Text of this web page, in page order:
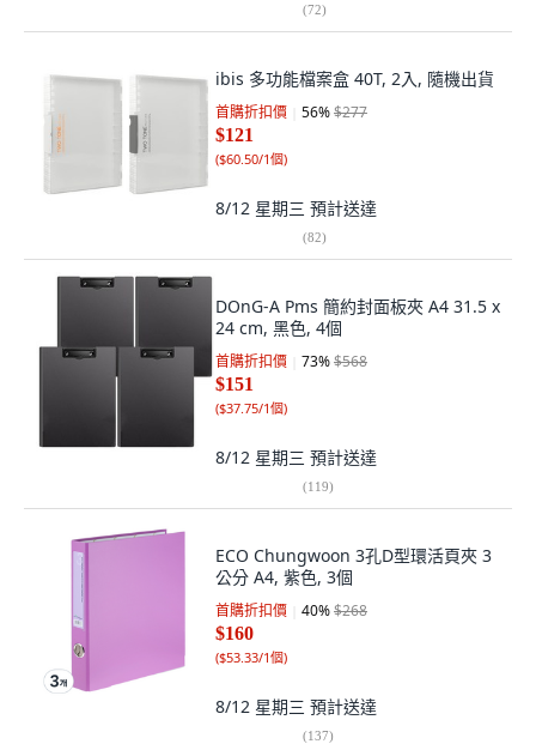
(72)
ibis 多功能檔案盒 40T, 2入, 隨機出貨
首購折扣價 56%$277
$121
($60.50/1個)
8/12 星期三 預計送達
(82)
DOnG-A Pms 簡約封面板夾 A4 31.5 x
24 cm, 黑色, 4個
首購折扣價 73%$568
$151
($37.75/1個)
8/12 星期三 預計送達
(119)
ECO Chungwoon 3孔D型環活頁夾 3
公分 A4, 紫色, 3個
首購折扣價 40%$268
$160
($53.33/1個)
8/12 星期三 預計送達
(137)